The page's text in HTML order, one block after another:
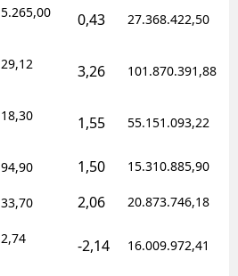
5.265,00 0,43 27.368.422,50
29,12 3,26 101.870.391,88
18,30 1,55 55.151.093,22
94,90 1,50 15.310.885,90
33,70 2,06 20.873.746,18
2,74 -2,14 16.009.972,41